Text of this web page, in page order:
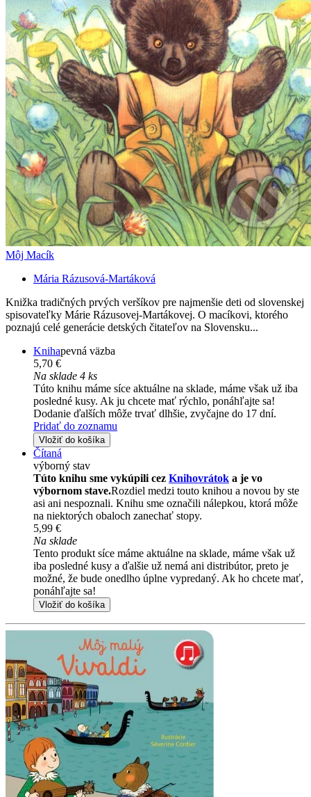
Môj Macík
Mária Rázusová-Martáková
Knižka tradičných prvých veršíkov pre najmenšie deti od slovenskej
spisovateľky Márie Rázusovej-Martákovej. O macíkovi, ktorého
poznajú celé generácie detských čitateľov na Slovensku...
Knihapevná väzba
5,70 €
Na sklade 4 ks
Túto knihu máme síce aktuálne na sklade, máme však už iba
posledné kusy. Ak ju chcete mať rýchlo, ponáhľajte sa!
Dodanie ďalších môže trvať dlhšie, zvyčajne do 17 dní.
Pridať do zoznamu
Vložiť do košíka
Čítaná
výborný stav
Túto knihu sme vykúpili cez Knihovrátok a je vo
výbornom stave.Rozdiel medzi touto knihou a novou by ste
asi ani nespoznali. Knihu sme označili nálepkou, ktorá môže
na niektorých obaloch zanechať stopy.
5,99 €
Na sklade
Tento produkt síce máme aktuálne na sklade, máme však už
iba posledné kusy a ďalšie už nemá ani distribútor, preto je
možné, že bude onedlho úplne vypredaný. Ak ho chcete mať,
ponáhľajte sa!
Vložiť do košíka